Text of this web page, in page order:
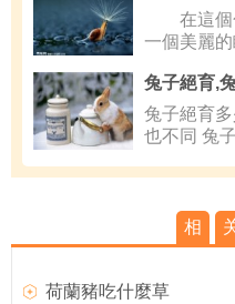
在這個
一個美麗
兔子絕育,
兔子絕育
也不同 兔子
相
荷蘭豬吃什麼草